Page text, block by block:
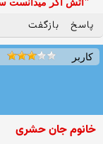
"آتش اگر ميدانست
پاسخ بازگفت
کاربر
خانوم جان حشری